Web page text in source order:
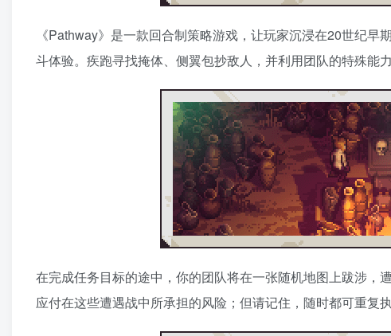
《Pathway》是一款回合制策略游戏，让玩家沉浸在20世纪
斗体验。疾跑寻找掩体、侧翼包抄敌人，并利用团队的特殊能
在完成任务目标的途中，你的团队将在一张随机地图上跋涉，
应付在这些遭遇战中所承担的风险；但请记住，随时都可重